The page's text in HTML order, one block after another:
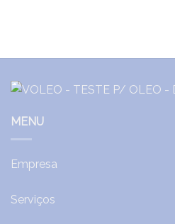
MENU
Empresa
Serviços